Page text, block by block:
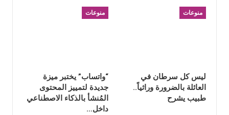
منوعات
ليس كل سرطان في
العائلة بالضرورة وراثياً..
طبيب يشرح
منوعات
“واتساب” يختبر ميزة
جديدة لتمييز المحتوى
المُنشأ بالذكاء الاصطناعي
داخل…